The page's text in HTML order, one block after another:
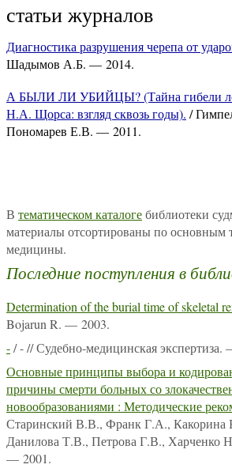
статьи журналов
Диагностика разрушения черепа от
Шадымов А.Б. — 2014.
А БЫЛИ ЛИ УБИЙЦЫ? (Тайна гибели
Н.А. Щорса: взгляд сквозь годы). /
Пономарев Е.В. — 2011.
В тематическом каталогебиблиотеки
материалы отсортированы по основным
медицины.
Последние поступления в
Determination of the burial time of skeletal
Bojarun R. — 2003.
-/ - // Судебно-медицинская
Основные принципы выбора и
причины смерти больных со
новообразованиями : Методические
Старинский В.В., Франк Г.А., Какорина
Данилова Т.В., Петрова Г.В.,
— 2001.